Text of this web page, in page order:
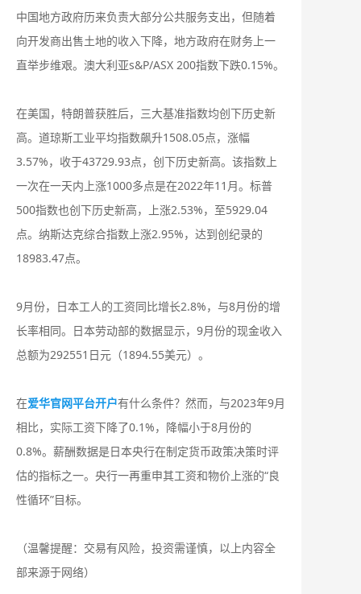
中国地方政府历来负责大部分公共服务支出，但随着
向开发商出售土地的收入下降，地方政府在财务上一
直举步维艰。澳大利亚s&P/ASX 200指数下跌0.15%。
在美国，特朗普获胜后，三大基准指数均创下历史新
高。道琼斯工业平均指数飙升1508.05点，涨幅
3.57%，收于43729.93点，创下历史新高。该指数上
一次在一天内上涨1000多点是在2022年11月。标普
500指数也创下历史新高，上涨2.53%，至5929.04
点。纳斯达克综合指数上涨2.95%，达到创纪录的
18983.47点。
9月份，日本工人的工资同比增长2.8%，与8月份的增
长率相同。日本劳动部的数据显示，9月份的现金收入
总额为292551日元（1894.55美元）。
在爱华官网平台开户有什么条件？然而，与2023年9月
相比，实际工资下降了0.1%，降幅小于8月份的
0.8%。薪酬数据是日本央行在制定货币政策决策时评
估的指标之一。央行一再重申其工资和物价上涨的“良
性循环”目标。
（温馨提醒：交易有风险，投资需谨慎，以上内容全
部来源于网络）